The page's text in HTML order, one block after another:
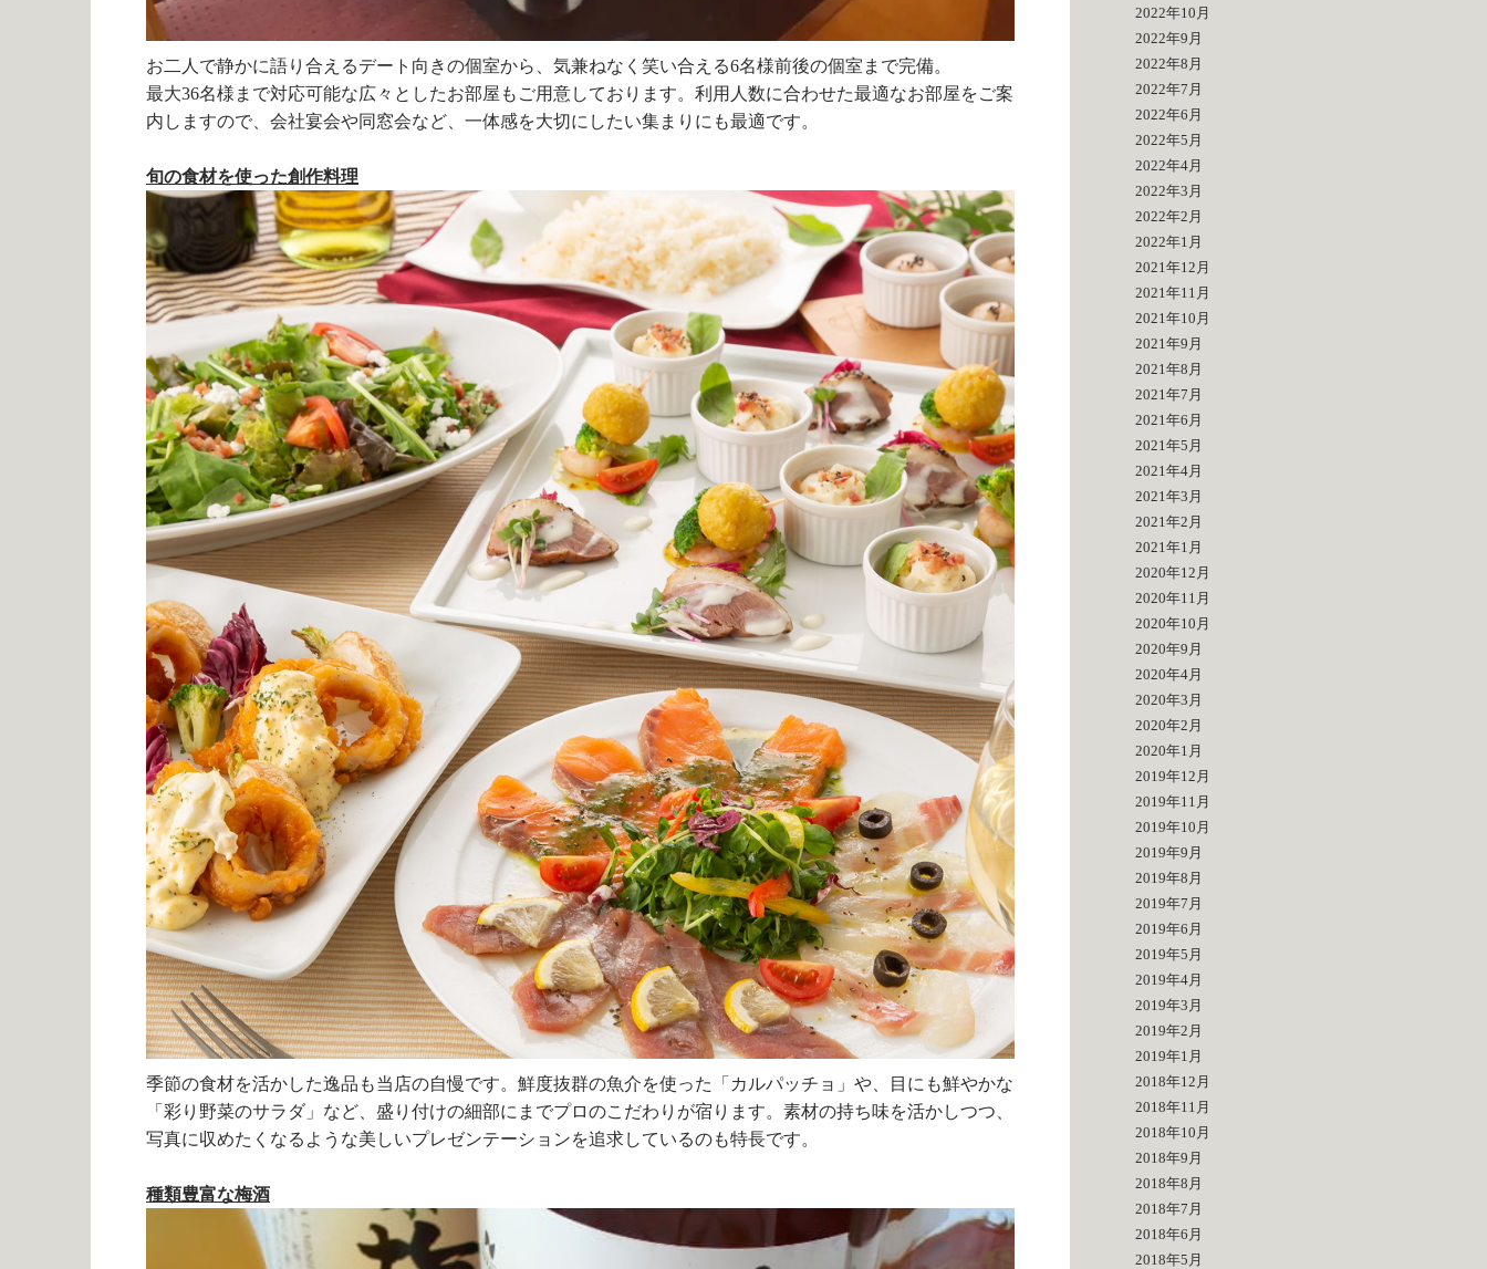
お二人で静かに語り合えるデート向きの個室から、気兼ねなく笑い合える6名様前後の個室まで完備。
最大36名様まで対応可能な広々としたお部屋もご用意しております。利用人数に合わせた最適なお部屋をご案
内しますので、会社宴会や同窓会など、一体感を大切にしたい集まりにも最適です。
旬の食材を使った創作料理
季節の食材を活かした逸品も当店の自慢です。鮮度抜群の魚介を使った「カルパッチョ」や、目にも鮮やかな
「彩り野菜のサラダ」など、盛り付けの細部にまでプロのこだわりが宿ります。素材の持ち味を活かしつつ、
写真に収めたくなるような美しいプレゼンテーションを追求しているのも特長です。
種類豊富な梅酒
2022年10月
2022年9月
2022年8月
2022年7月
2022年6月
2022年5月
2022年4月
2022年3月
2022年2月
2022年1月
2021年12月
2021年11月
2021年10月
2021年9月
2021年8月
2021年7月
2021年6月
2021年5月
2021年4月
2021年3月
2021年2月
2021年1月
2020年12月
2020年11月
2020年10月
2020年9月
2020年4月
2020年3月
2020年2月
2020年1月
2019年12月
2019年11月
2019年10月
2019年9月
2019年8月
2019年7月
2019年6月
2019年5月
2019年4月
2019年3月
2019年2月
2019年1月
2018年12月
2018年11月
2018年10月
2018年9月
2018年8月
2018年7月
2018年6月
2018年5月